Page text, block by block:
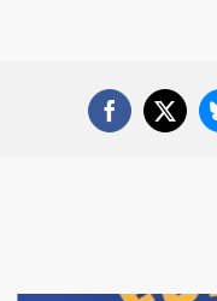
Facebook
X